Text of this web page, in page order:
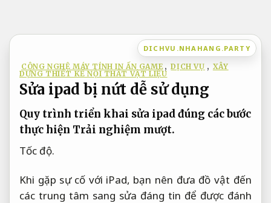
nội
DICHVU.NHAHANG.PARTY
CÔNG NGHỆ MÁY TÍNH IN ẤN GAME , DỊCH VỤ , XÂY
DỰNG THIẾT KẾ NỘI THẤT VẬT LIỆU
Sửa ipad bị nứt dễ sử dụng
Quy trình triển khai sửa ipad đúng các bước
thực hiện Trải nghiệm mượt.
Tốc độ.
Khi gặp sự cố với iPad, bạn nên đưa đồ vật đến
các trung tâm sang sửa đáng tin để được đánh